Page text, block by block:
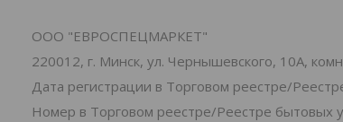
ООО "ЕВРОСПЕЦМАРКЕТ"
220012, г. Минск, ул. Чернышевского, 10А,
Дата регистрации в Торговом реестре/
Номер в Торговом реестре/Реестре бытовых